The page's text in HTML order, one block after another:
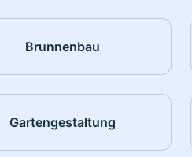
Brunnenbau
Gartengestaltung